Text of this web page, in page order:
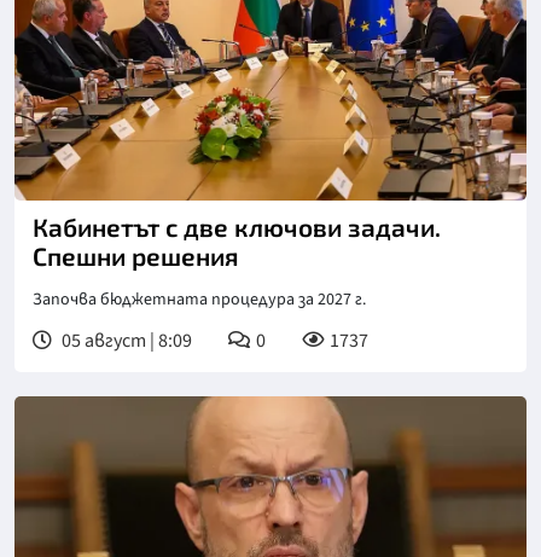
Кабинетът с две ключови задачи.
Спешни решения
Започва бюджетната процедура за 2027 г.
05 август | 8:09 0 1737